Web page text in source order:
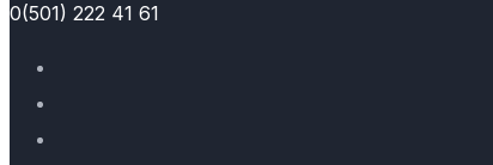
0(501) 222 41 61